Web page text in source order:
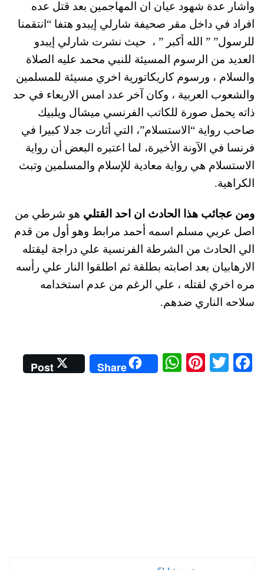
واشار عدة شهود عيان ان المهاجمين بعد قتل عده
افراد في داخل مقر صحيفة شارلي إيبدو هتفا “انتقمنا
للرسول” ” الله أكبر ” ، حيث نشرت شارلي إيبدو
العديد من الرسوم المسيئة للنبي محمد عليه الصلاة
والسلام ، ورسوم كاريكاتورية اخري مسيئة للمسلمين
والشعوب العربية ، وكان آخر عدد امس الاربعاء في حد
ذاته يحمل صورة للكاتب الفرنسي ميشال ويلبيك
صاحب رواية “الاستسلام”، التي أثارت جدلا كبيرا في
فرنسا في الآونة الأخيرة، لما اعتبره البعض أن رواية
الاستسلام هي رواية معادية للإسلام والمسلمين وتبث
الكراهية.
ومن عجائب هذا الحادث ان احد القتلي هو شرطي من
اصل عربي مسلم اسمه أحمد مرابط وهو أول من قدم
الي الحادث من الشرطة الفرنسية علي دراجة ليقتله
الارهابيان بعد اصابته بطلقة ثم اطلقوا النار علي رأسه
مره اخري لقتله ، علي الرغم من عدم استخدامه
سلاحه الناري ضدهم.
Fa
T
Pi
W
ha
Share
Post